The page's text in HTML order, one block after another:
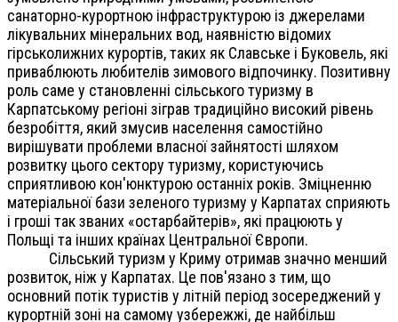
санаторно-курортною інфраструктурою із джерелами
лікувальних мінеральних вод, наявністю відомих
гірськолижних курортів, таких як Славське і Буковель, які
приваблюють любителів зимового відпочинку. Позитивну
роль саме у становленні сільського туризму в
Карпатському регіоні зіграв традиційно високий рівень
безробіття, який змусив населення самостійно
вирішувати проблеми власної зайнятості шляхом
розвитку цього сектору туризму, користуючись
сприятливою кон'юнктурою останніх років. Зміцненню
матеріальної бази зеленого туризму у Карпатах сприяють
і гроші так званих «остарбайтерів», які працюють у
Польщі та інших країнах Центральної Європи.
Сільський туризм у Криму отримав значно менший
розвиток, ніж у Карпатах. Це пов'язано з тим, що
основний потік туристів у літній період зосереджений у
курортній зоні на самому узбережжі, де найбільш